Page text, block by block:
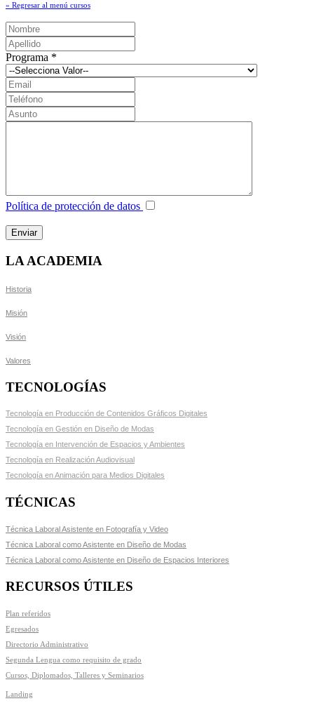
» Regresar al menú cursos
Programa *
Política de protección de datos
LA ACADEMIA
Historia
Misión
Visión
Valores
TECNOLOGÍAS
Tecnología en Producción de Contenidos Gráficos Digitales
Tecnología en Gestión en Diseño de Modas
Tecnología en Intervención de Espacios y Ambientes
Tecnología en Realización Audiovisual
Tecnología en Animación para Medios Digitales
TÉCNICAS
Técnica Laboral Asistente en Fotografía y Video
Técnica Laboral como Asistente en Diseño de Modas
Técnica Laboral como Asistente en Diseño de Espacios Interiores
RECURSOS ÚTILES
Plan referidos
Egresados
Directorio Administrativo
Segunda Lengua como requisito de grado
Cursos, Diplomados, Talleres y Seminarios
Landing